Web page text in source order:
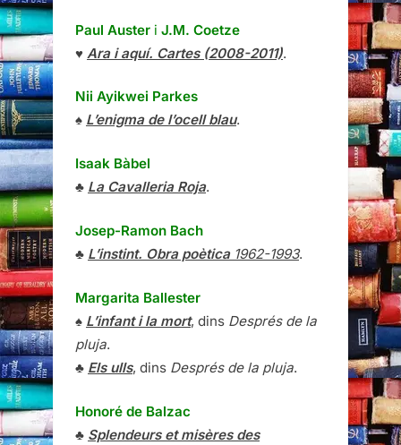
Paul Auster i J.M. Coetze
♥ Ara i aquí. Cartes (2008-2011).
Nii Ayikwei Parkes
♠ L’enigma de l’ocell blau.
Isaak Bàbel
♣ La Cavalleria Roja.
Josep-Ramon Bach
♣ L’instint. Obra poètica1962-1993.
Margarita Ballester
♠ L’infant i la mort, dins Després de la
pluja.
♣ Els ulls, dins Després de la pluja.
Honoré de Balzac
♣ Splendeurs et misères des